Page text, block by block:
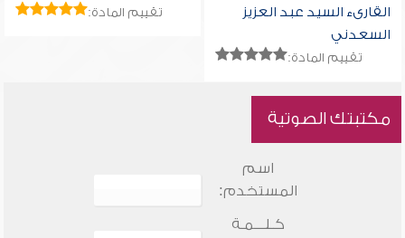
القارىء السيد عبد العزيز
السعدني
تقييم المادة:
تقييم المادة:
مكتبتك الصوتية
اسم
المستخدم:
كـلـــمـة